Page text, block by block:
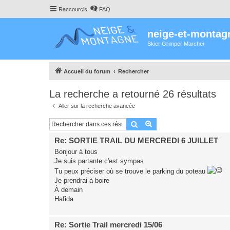
Raccourcis FAQ
neige-et-
Skier Grimper Marcher
Accueil du forum Rechercher
La recherche a retourné 26 résultats
Aller sur la recherche avancée
Rechercher
Re: SORTIE TRAIL DU MERCREDI 6 JUILLET
Bonjour à tous
Je suis partante c'est sympas
Tu peux préciser où se trouve le parking du poteau
Je prendrai à boire
À demain
Hafida
Re: Sortie Trail mercredi 15/06